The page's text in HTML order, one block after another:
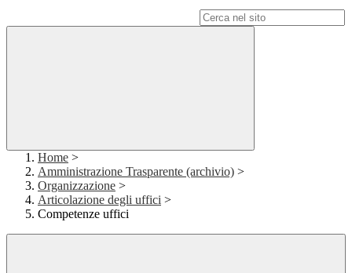
Home >
Amministrazione Trasparente (archivio) >
Organizzazione >
Articolazione degli uffici >
Competenze uffici